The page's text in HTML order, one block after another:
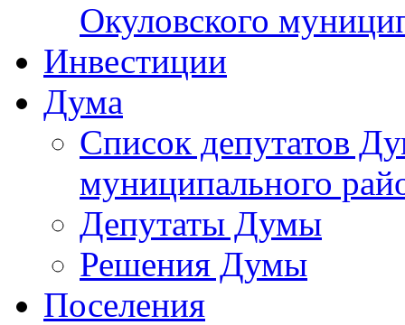
Окуловского
Инвестиции
Дума
Список депутатов
муниципального
Депутаты Думы
Решения Думы
Поселения